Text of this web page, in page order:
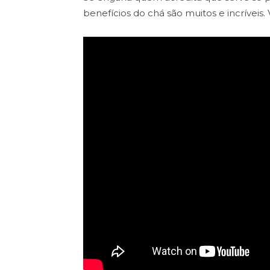
benefícios do chá são muitos e incríveis.